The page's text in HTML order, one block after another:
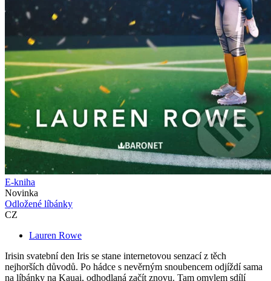
E-kniha
Novinka
Odložené líbánky
CZ
Lauren Rowe
Irisin svatební den Iris se stane internetovou senzací z těch
nejhorších důvodů. Po hádce s nevěrným snoubencem odjíždí sama
na líbánky na Kauai, odhodlaná začít znovu. Tam omylem sdílí